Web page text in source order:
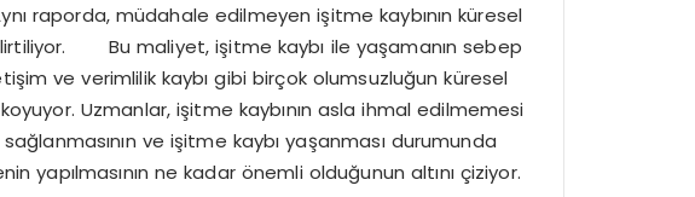
raporda, müdahale edilmeyen işitme kaybının küresel
Bu maliyet, işitme kaybı ile yaşamanın sebep
ve verimlilik kaybı gibi birçok olumsuzluğun küresel
Uzmanlar, işitme kaybının asla ihmal edilmemesi
ve işitme kaybı yaşanması durumunda
yapılmasının ne kadar önemli olduğunun altını çiziyor.